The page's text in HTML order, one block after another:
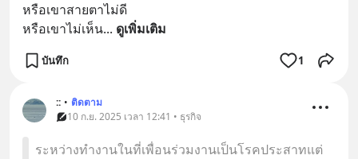
หรือเขาสายตาไม่ดี
หรือเขาไม่เห็น... ดูเพิ่มเติม
บันทึก 1
:: • ติดตาม
10 ก.ย. 2025 เวลา 12:41 • ธุรกิจ
ระหว่างทำงานในที่เพื่อนร่วมงานเป็นโรคประสาทแต่